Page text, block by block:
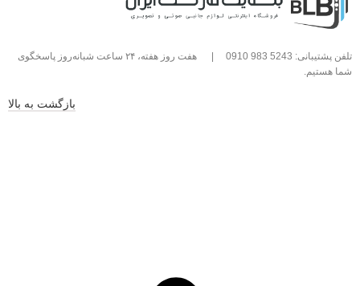
تلفن پشتیبانی: 5243 983 0910
هفت روز هفته، ۲۴ ساعت شبانه‌روز پاسخگوی
شما هستیم.
بازگشت به بالا